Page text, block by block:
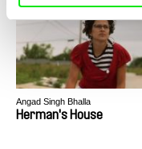
Angad Singh Bhalla
Herman's House